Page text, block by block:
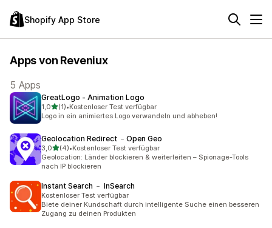
Shopify App Store
Apps von Reveniux
5 Apps
GreatLogo ‑ Animation Logo
1,0von 5 Sternen
(1)
1 Rezensionen insgesamt
•Kostenloser Test verfügbar
Logo in ein animiertes Logo verwandeln und abheben!
Geolocation Redirect ﹣Open Geo
3,0von 5 Sternen
(4)
4 Rezensionen insgesamt
•Kostenloser Test verfügbar
Geolocation: Länder blockieren & weiterleiten – Spionage-Tools
nach IP blockieren
Instant Search ﹣ InSearch
Kostenloser Test verfügbar
Biete deiner Kundschaft durch intelligente Suche einen besseren
Zugang zu deinen Produkten